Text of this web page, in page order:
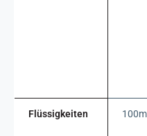
Flüssigkeiten